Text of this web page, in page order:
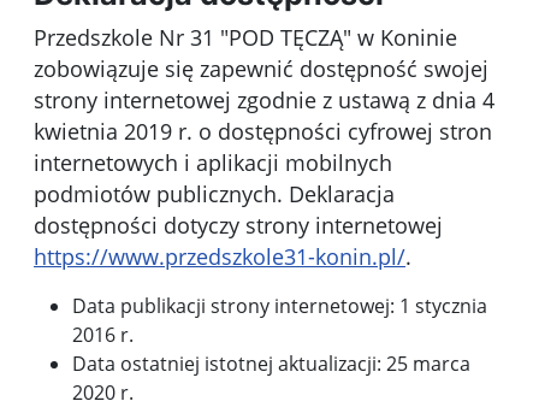
Przedszkole Nr 31 "POD TĘCZĄ" w Koninie
zobowiązuje się zapewnić dostępność swojej
strony internetowej zgodnie z ustawą z dnia 4
kwietnia 2019 r. o dostępności cyfrowej stron
internetowych i aplikacji mobilnych
podmiotów publicznych. Deklaracja
dostępności dotyczy strony internetowej
https://www.przedszkole31-konin.pl/.
Data publikacji strony internetowej: 1 stycznia
2016 r.
Data ostatniej istotnej aktualizacji: 25 marca
2020 r.